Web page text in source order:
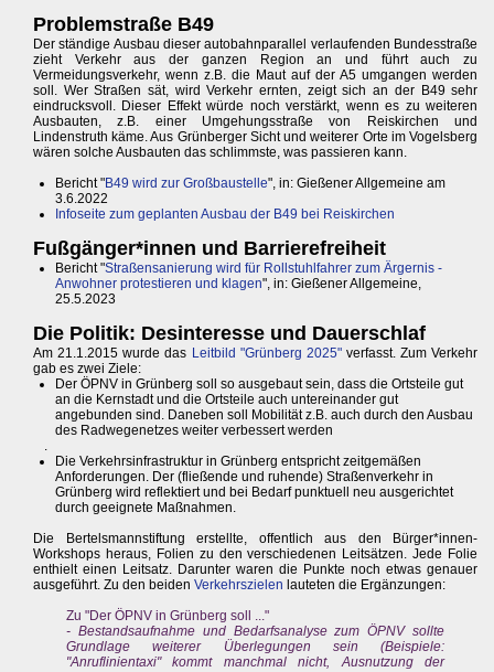
Problemstraße B49
Der ständige Ausbau dieser autobahnparallel verlaufenden Bundesstraße
zieht Verkehr aus der ganzen Region an und führt auch zu
Vermeidungsverkehr, wenn z.B. die Maut auf der A5 umgangen werden
soll. Wer Straßen sät, wird Verkehr ernten, zeigt sich an der B49 sehr
eindrucksvoll. Dieser Effekt würde noch verstärkt, wenn es zu weiteren
Ausbauten, z.B. einer Umgehungsstraße von Reiskirchen und
Lindenstruth käme. Aus Grünberger Sicht und weiterer Orte im Vogelsberg
wären solche Ausbauten das schlimmste, was passieren kann.
Bericht "B49 wird zur Großbaustelle", in: Gießener Allgemeine am
3.6.2022
Infoseite zum geplanten Ausbau der B49 bei Reiskirchen
Fußgänger*innen und Barrierefreiheit
Bericht "Straßensanierung wird für Rollstuhlfahrer zum Ärgernis -
Anwohner protestieren und klagen", in: Gießener Allgemeine,
25.5.2023
Die Politik: Desinteresse und Dauerschlaf
Am 21.1.2015 wurde das Leitbild "Grünberg 2025"verfasst. Zum Verkehr
gab es zwei Ziele:
Der ÖPNV in Grünberg soll so ausgebaut sein, dass die Ortsteile gut
an die Kernstadt und die Ortsteile auch untereinander gut
angebunden sind. Daneben soll Mobilität z.B. auch durch den Ausbau
des Radwegenetzes weiter verbessert werden
.
Die Verkehrsinfrastruktur in Grünberg entspricht zeitgemäßen
Anforderungen. Der (fließende und ruhende) Straßenverkehr in
Grünberg wird reflektiert und bei Bedarf punktuell neu ausgerichtet
durch geeignete Maßnahmen.
Die Bertelsmannstiftung erstellte, offentlich aus den Bürger*innen-
Workshops heraus, Folien zu den verschiedenen Leitsätzen. Jede Folie
enthielt einen Leitsatz. Darunter waren die Punkte noch etwas genauer
ausgeführt. Zu den beiden Verkehrszielen lauteten die Ergänzungen:
Zu "Der ÖPNV in Grünberg soll ..."
- Bestandsaufnahme und Bedarfsanalyse zum ÖPNV sollte
Grundlage weiterer Überlegungen sein (Beispiele:
"Anruflinientaxi" kommt manchmal nicht, Ausnutzung der